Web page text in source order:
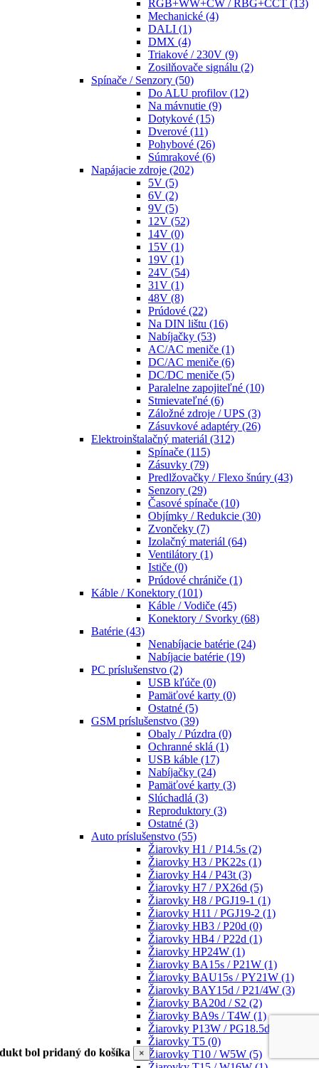
RGB+WW+CW / RBG+CCT (13)
Mechanické (4)
DALI (1)
DMX (4)
Triakové / 230V (9)
Zosilňovače signálu (2)
Spínače / Senzory (50)
Do ALU profilov (12)
Na mávnutie (9)
Dotykové (15)
Dverové (11)
Pohybové (26)
Súmrakové (6)
Napájacie zdroje (202)
5V (5)
6V (2)
9V (5)
12V (52)
14V (0)
15V (1)
19V (1)
24V (54)
31V (1)
48V (8)
Prúdové (22)
Na DIN lištu (16)
Nabíjačky (53)
AC/AC meniče (1)
DC/AC meniče (6)
DC/DC meniče (5)
Paralelne zapojiteľné (10)
Stmievateľné (6)
Záložné zdroje / UPS (3)
Zásuvkové adaptéry (26)
Elektroinštalačný materiál (312)
Spínače (115)
Zásuvky (79)
Predlžovačky / Flexo šnúry (43)
Senzory (29)
Časové spínače (10)
Objímky / Redukcie (30)
Zvončeky (7)
Izolačný materiál (64)
Ventilátory (1)
Ističe (0)
Prúdové chrániče (1)
Káble / Konektory (101)
Káble / Vodiče (45)
Konektory / Svorky (68)
Batérie (43)
Nenabíjacie batérie (24)
Nabíjacie batérie (19)
PC príslušenstvo (2)
USB kľúče (0)
Pamäťové karty (0)
Ostatné (5)
GSM príslušenstvo (39)
Obaly / Púzdra (0)
Ochranné sklá (1)
USB káble (17)
Nabíjačky (24)
Pamäťové karty (3)
Slúchadlá (3)
Reproduktory (3)
Ostatné (3)
Auto príslušenstvo (55)
Žiarovky H1 / P14.5s (2)
Žiarovky H3 / PK22s (1)
Žiarovky H4 / P43t (3)
Žiarovky H7 / PX26d (5)
Žiarovky H8 / PGJ19-1 (1)
Žiarovky H11 / PGJ19-2 (1)
Žiarovky HB3 / P20d (0)
Žiarovky HB4 / P22d (1)
Žiarovky HP24W (1)
Žiarovky BA15s / P21W (1)
Žiarovky BAU15s / PY21W (1)
Žiarovky BAY15d / P21/4W (3)
Žiarovky BA20d / S2 (2)
Žiarovky BA9s / T4W (1)
Žiarovky P13W / PG18.5d-1
Žiarovky T5 (0)
Žiarovky T10 / W5W (5)
bol pridaný do košíka ×